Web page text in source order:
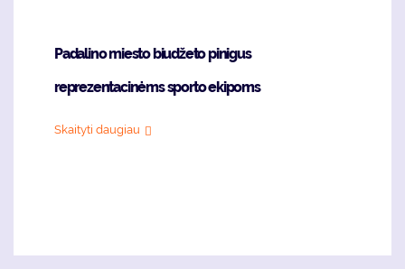
Padalino miesto biudžeto pinigus
reprezentacinėms sporto ekipoms
Skaityti daugiau